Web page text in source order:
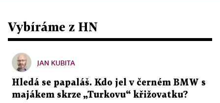
Vybíráme z HN
JAN KUBITA
Hledá se papaláš. Kdo jel v černém BMW s
majákem skrze „Turkovu“ křižovatku?